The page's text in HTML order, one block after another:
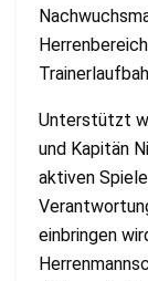
Unterstützt
und Kapitän
aktiven
einbringen